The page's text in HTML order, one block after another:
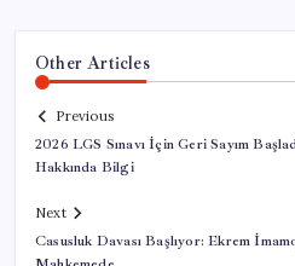
Other Articles
Previous
2026 LGS Sınavı İçin Geri Sayım
Hakkında Bilgi
Next
Casusluk Davası Başlıyor: Ekrem